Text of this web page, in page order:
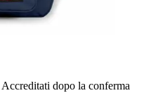
Accreditati dopo la conferma